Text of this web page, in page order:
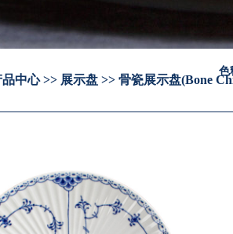
色
中心 >> 展示盘 >> 骨瓷展示盘(Bone